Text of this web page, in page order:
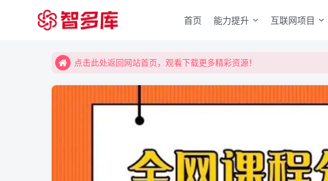
首页 能力提升 互联网项目
点击此处返回网站首页，观看下载更多精彩资源！
点击此处返回网站首页，观看下载更多精彩资源！